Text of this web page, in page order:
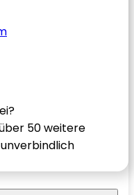
50 weitere